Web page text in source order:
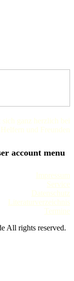
ganz herzlich bei
und Freunden
account menu
Impressum
Service
Datenschutz
Literaturverzeichnis
Termine
All rights reserved.